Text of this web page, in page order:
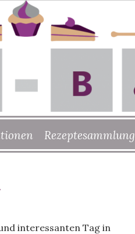
Rezeptesammlung
interessanten Tag in